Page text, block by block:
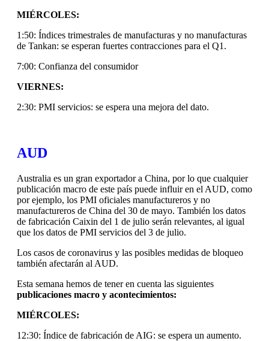
MIÉRCOLES:
1:50: Índices trimestrales de manufacturas y no manufacturas
de Tankan: se esperan fuertes contracciones para el Q1.
7:00: Confianza del consumidor
VIERNES:
2:30: PMI servicios: se espera una mejora del dato.
AUD
Australia es un gran exportador a China, por lo que cualquier
publicación macro de este país puede influir en el AUD, como
por ejemplo, los PMI oficiales manufactureros y no
manufactureros de China del 30 de mayo. También los datos
de fabricación Caixin del 1 de julio serán relevantes, al igual
que los datos de PMI servicios del 3 de julio.
Los casos de coronavirus y las posibles medidas de bloqueo
también afectarán al AUD.
Esta semana hemos de tener en cuenta las siguientes
publicaciones macro y acontecimientos:
MIÉRCOLES:
12:30: Índice de fabricación de AIG: se espera un aumento.